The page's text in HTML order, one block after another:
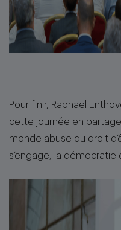
Pour finir, Raphael
cette journée en
monde abuse du droit
s’engage, la démocratie